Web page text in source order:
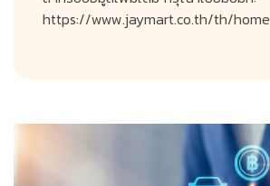
https://www.jaymart.co.th/th/home